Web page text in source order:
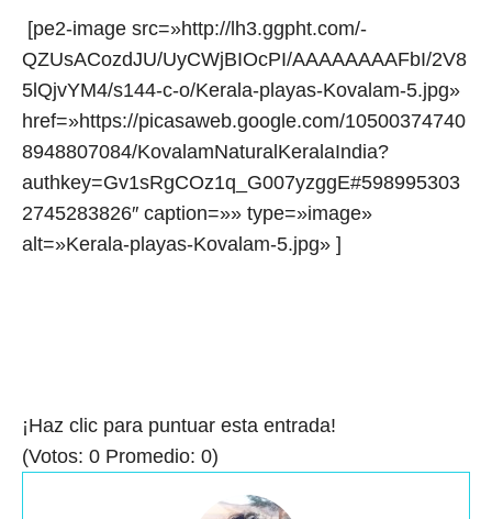
[pe2-image src=»http://lh3.ggpht.com/-
QZUsACozdJU/UyCWjBIOcPI/AAAAAAAAFbI/2V8
5lQjvYM4/s144-c-o/Kerala-playas-Kovalam-5.jpg»
href=»https://picasaweb.google.com/10500374740
8948807084/KovalamNaturalKeralaIndia?
authkey=Gv1sRgCOz1q_G007yzggE#598995303
2745283826″ caption=»» type=»image»
alt=»Kerala-playas-Kovalam-5.jpg» ]
¡Haz clic para puntuar esta entrada!
(Votos: 0 Promedio: 0)